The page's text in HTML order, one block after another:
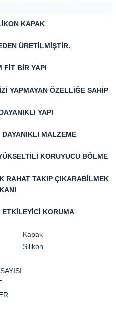
KAPAK
ÜRETİLMİŞTİR.
FİT BİR YAPI
YAPMAYAN ÖZELLİĞE SAHİP
YAPI
DAYANIKLI MALZEME
KORUYUCU BÖLME
RAHAT TAKIP ÇIKARABİLMEK
ETKİLEYİCİ KORUMA
Kapak
Silikon